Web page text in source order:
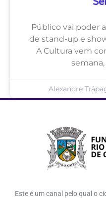
Público vai poder
de stand-up e
A Cultura vem
Alexandre
Este é um canal pelo qual o